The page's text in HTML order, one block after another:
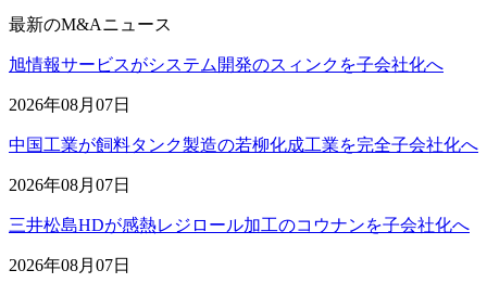
最新のM&Aニュース
旭情報サービスがシステム開発のスィンクを子会社化へ
2026年08月07日
中国工業が飼料タンク製造の若柳化成工業を完全子会社化へ
2026年08月07日
三井松島HDが感熱レジロール加工のコウナンを子会社化へ
2026年08月07日